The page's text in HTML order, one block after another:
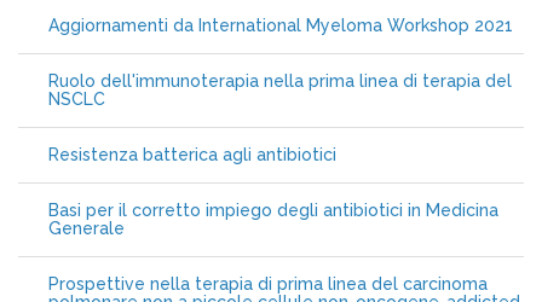
Aggiornamenti da International Myeloma Workshop 2021
Ruolo dell'immunoterapia nella prima linea di terapia del
NSCLC
Resistenza batterica agli antibiotici
Basi per il corretto impiego degli antibiotici in Medicina
Generale
Prospettive nella terapia di prima linea del carcinoma